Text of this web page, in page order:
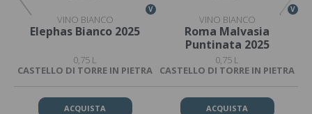
V
VINO BIANCO
Elephas Bianco 2025
0,75 L
CASTELLO DI TORRE IN PIETRA
ACQUISTA
V
VINO BIANCO
Roma Malvasia
Puntinata 2025
0,75 L
CASTELLO DI TORRE IN PIETRA
ACQUISTA